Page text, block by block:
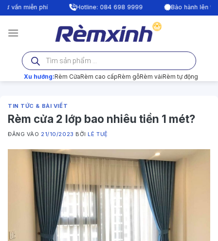
Bỏ
qua
nội
Hotline: 084 698 9999 Bảo hành lên tới 24 tháng |
Tìm
kiếm
sản
phẩm
Xu hướng:Rèm CửaRèm cao cấpRèm gỗRèm vảiRèm tự động
TIN TỨC & BÀI VIẾT
Rèm cửa 2 lớp bao nhiêu tiền 1 mét?
ĐĂNG VÀO 21/10/2023 BỞI LÊ TUỆ